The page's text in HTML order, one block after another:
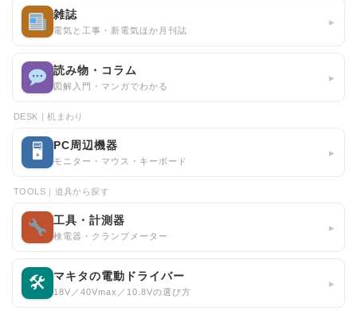
雑誌
電気と工事・新電気ほか月刊誌
▸
読み物・コラム
図解入門・マンガでわかる
▸
DESK｜机まわり
🖥 PC周辺機器
モニター・マウス・キーボード
▸
TOOLS｜道具から探す
工具・計測器
検電器・クランプメーター
▸
🛠 マキタの電動ドライバー
18V／40Vmax／10.8Vの選び方
▸